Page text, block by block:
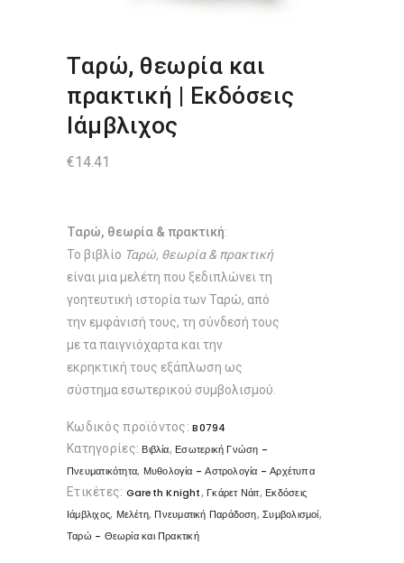
Ταρώ, θεωρία και
πρακτική | Εκδόσεις
Ιάμβλιχος
€14.41
Ταρώ, θεωρία & πρακτική:
Το βιβλίο Ταρώ, θεωρία & πρακτική
είναι μια μελέτη που ξεδιπλώνει τη
γοητευτική ιστορία των Ταρώ, από
την εμφάνισή τους, τη σύνδεσή τους
με τα παιγνιόχαρτα και την
εκρηκτική τους εξάπλωση ως
σύστημα εσωτερικού συμβολισμού.
Κωδικός προϊόντος:B0794
Κατηγορίες: Βιβλία, Εσωτερική Γνώση -
Πνευματικότητα, Μυθολογία - Αστρολογία - Αρχέτυπα
Ετικέτες: Gareth Knight, Γκάρετ Νάιτ, Εκδόσεις
Ιάμβλιχος, Μελέτη, Πνευματική Παράδοση,Συμβολισμοί,
Ταρώ - Θεωρία και Πρακτική